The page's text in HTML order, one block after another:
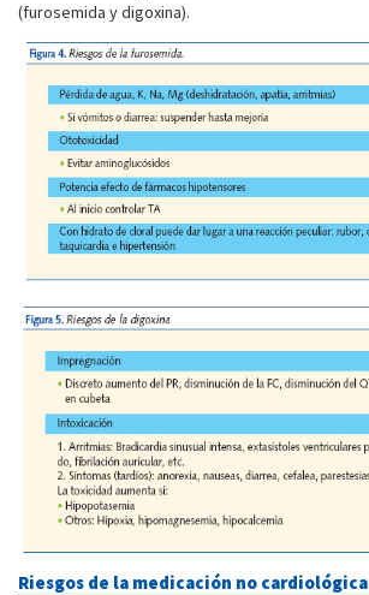
(furosemida y digoxina).
Riesgos de la medicación no cardiológica